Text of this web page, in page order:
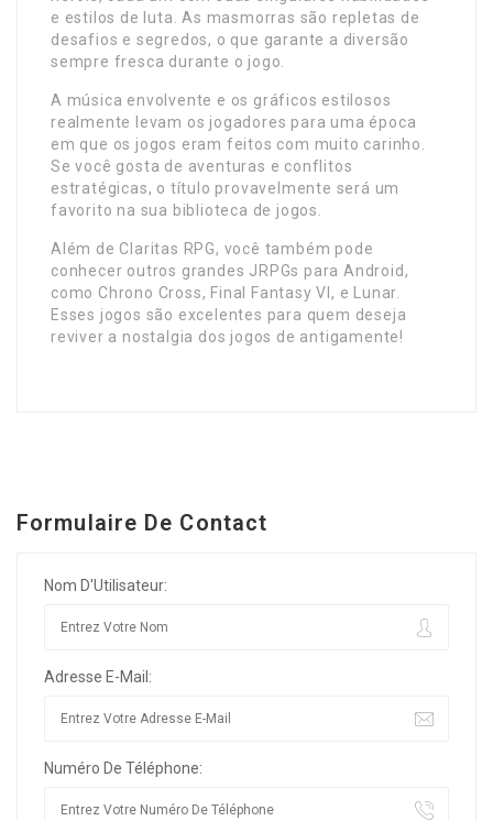
e estilos de luta. As masmorras são repletas de
desafios e segredos, o que garante a diversão
sempre fresca durante o jogo.
A música envolvente e os gráficos estilosos
realmente levam os jogadores para uma época
em que os jogos eram feitos com muito carinho.
Se você gosta de aventuras e conflitos
estratégicas, o título provavelmente será um
favorito na sua biblioteca de jogos.
Além de Claritas RPG, você também pode
conhecer outros grandes JRPGs para Android,
como Chrono Cross, Final Fantasy VI, e Lunar.
Esses jogos são excelentes para quem deseja
reviver a nostalgia dos jogos de antigamente!
Formulaire De Contact
Nom D'Utilisateur:
Adresse E-Mail:
Numéro De Téléphone: